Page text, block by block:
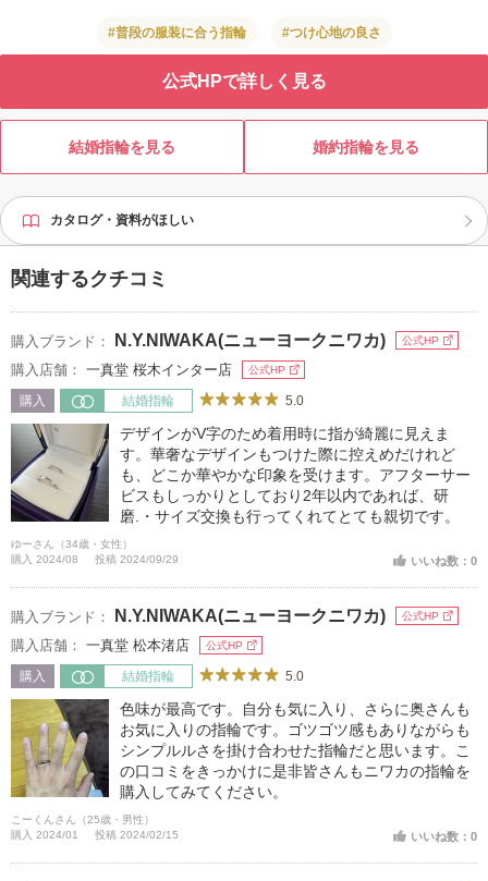
#普段の服装に合う指輪 #つけ心地の良さ
公式HPで詳しく見る
結婚指輪を見る 婚約指輪を見る
カタログ・資料がほしい
関連するクチコミ
購入ブランド： N.Y.NIWAKA(ニューヨークニワカ) 公式HP
購入店舗： 一真堂 桜木インター店 公式HP
購入 結婚指輪 5.0
デザインがV字のため着用時に指が綺麗に見えま
す。華奢なデザインもつけた際に控えめだけれど
も、どこか華やかな印象を受けます。アフターサー
ビスもしっかりとしており2年以内であれば、研
磨.・サイズ交換も行ってくれてとても親切です。
ゆーさん（34歳・女性）
購入 2024/08
投稿 2024/09/29 いいね数：0
購入ブランド： N.Y.NIWAKA(ニューヨークニワカ) 公式HP
購入店舗： 一真堂 松本渚店 公式HP
購入 結婚指輪 5.0
色味が最高です。自分も気に入り、さらに奥さんも
お気に入りの指輪です。ゴツゴツ感もありながらも
シンプルルさを掛け合わせた指輪だと思います。こ
の口コミをきっかけに是非皆さんもニワカの指輪を
購入してみてください。
こーくんさん（25歳・男性）
購入 2024/01
投稿 2024/02/15 いいね数：0